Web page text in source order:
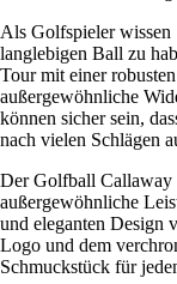
Als Golfspieler wissen
langlebigen Ball zu
Tour mit einer
außergewöhnliche
können sicher sein,
nach vielen Schlägen
Der Golfball Callaway
außergewöhnliche
und eleganten Design
Logo und dem
Schmuckstück für